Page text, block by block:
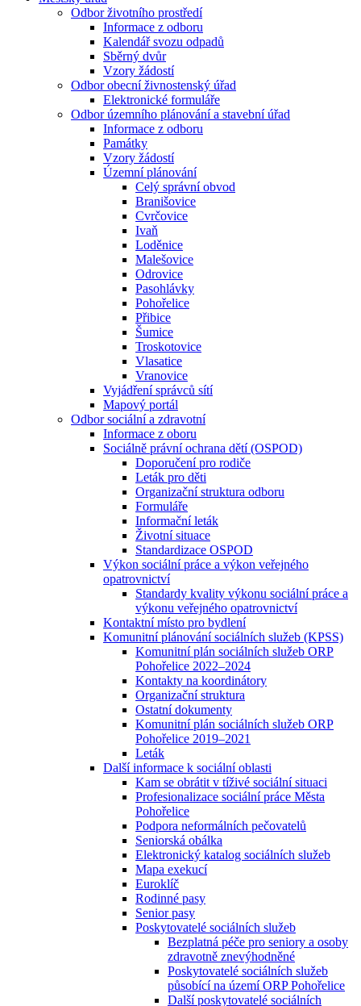
Odbor životního prostředí
Informace z odboru
Kalendář svozu odpadů
Sběrný dvůr
Vzory žádostí
Odbor obecní živnostenský úřad
Elektronické formuláře
Odbor územního plánování a stavební úřad
Informace z odboru
Památky
Vzory žádostí
Územní plánování
Celý správní obvod
Branišovice
Cvrčovice
Ivaň
Loděnice
Malešovice
Odrovice
Pasohlávky
Pohořelice
Přibice
Šumice
Troskotovice
Vlasatice
Vranovice
Vyjádření správců sítí
Mapový portál
Odbor sociální a zdravotní
Informace z oboru
Sociálně právní ochrana dětí (OSPOD)
Doporučení pro rodiče
Leták pro děti
Organizační struktura odboru
Formuláře
Informační leták
Životní situace
Standardizace OSPOD
Výkon sociální práce a výkon veřejného
opatrovnictví
Standardy kvality výkonu sociální práce a
výkonu veřejného opatrovnictví
Kontaktní místo pro bydlení
Komunitní plánování sociálních služeb (KPSS)
Komunitní plán sociálních služeb ORP
Pohořelice 2022–2024
Kontakty na koordinátory
Organizační struktura
Ostatní dokumenty
Komunitní plán sociálních služeb ORP
Pohořelice 2019–2021
Leták
Další informace k sociální oblasti
Kam se obrátit v tíživé sociální situaci
Profesionalizace sociální práce Města
Pohořelice
Podpora neformálních pečovatelů
Seniorská obálka
Elektronický katalog sociálních služeb
Mapa exekucí
Euroklíč
Rodinné pasy
Senior pasy
Poskytovatelé sociálních služeb
Bezplatná péče pro seniory a osoby
zdravotně znevýhodněné
Poskytovatelé sociálních služeb
působící na území ORP Pohořelice
Další poskytovatelé sociálních